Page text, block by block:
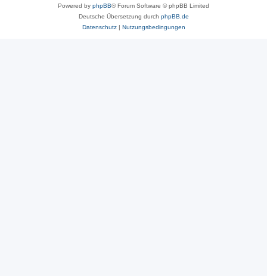
Powered by phpBB® Forum Software © phpBB Limited
Deutsche Übersetzung durch phpBB.de
Datenschutz| Nutzungsbedingungen